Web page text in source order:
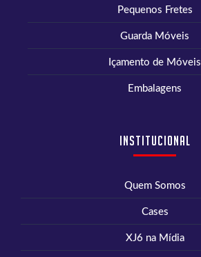
Pequenos Fretes
Guarda Móveis
Içamento de Móveis
Embalagens
Institucional
Quem Somos
Cases
XJ6 na Mídia